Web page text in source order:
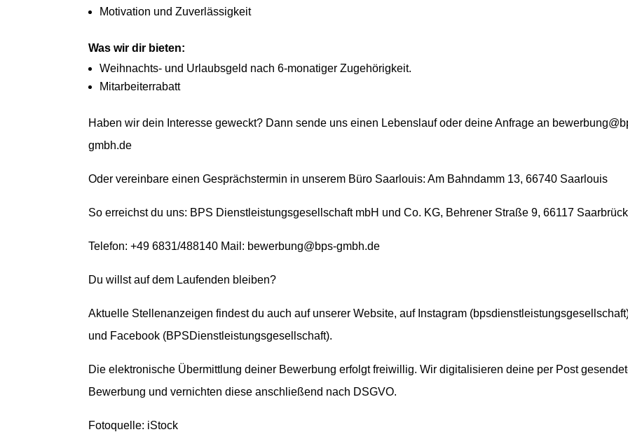
Motivation und Zuverlässigkeit
Was wir dir bieten:
Weihnachts- und Urlaubsgeld nach 6-monatiger Zugehörigkeit.
Mitarbeiterrabatt
Haben wir dein Interesse geweckt? Dann sende uns einen Lebenslauf oder deine Anfrage an
gmbh.de
Oder vereinbare einen Gesprächstermin in unserem Büro Saarlouis: Am Bahndamm 13, 66740 Saarlouis
So erreichst du uns: BPS Dienstleistungsgesellschaft mbH und Co. KG, Behrener Straße 9, 66117
Telefon: +49 6831/488140 Mail: bewerbung@bps-gmbh.de
Du willst auf dem Laufenden bleiben?
Aktuelle Stellenanzeigen findest du auch auf unserer Website, auf Instagram
und Facebook (BPSDienstleistungsgesellschaft).
Die elektronische Übermittlung deiner Bewerbung erfolgt freiwillig. Wir digitalisieren deine per Post
Bewerbung und vernichten diese anschließend nach DSGVO.
Fotoquelle: iStock